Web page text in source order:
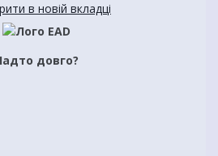
в новій вкладці
довго?